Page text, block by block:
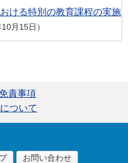
ける特別の教育課程の実施
月15日
免責事項
ついて
お問い合わせ